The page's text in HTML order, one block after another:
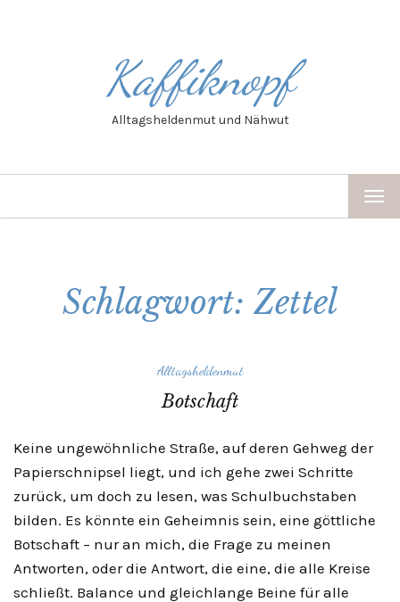
Kaffiknopf
Alltagsheldenmut und Nähwut
Schlagwort: Zettel
Alltagsheldenmut
Botschaft
Keine ungewöhnliche Straße, auf deren Gehweg der
Papierschnipsel liegt, und ich gehe zwei Schritte
zurück, um doch zu lesen, was Schulbuchstaben
bilden. Es könnte ein Geheimnis sein, eine göttliche
Botschaft – nur an mich, die Frage zu meinen
Antworten, oder die Antwort, die eine, die alle Kreise
schließt. Balance und gleichlange Beine für alle